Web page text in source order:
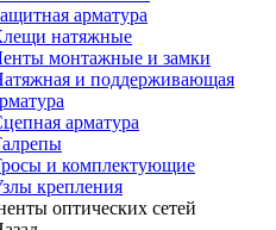
арматура
натяжные
монтажные и замки
и поддерживающая
арматура
и комплектующие
крепления
оптических сетей